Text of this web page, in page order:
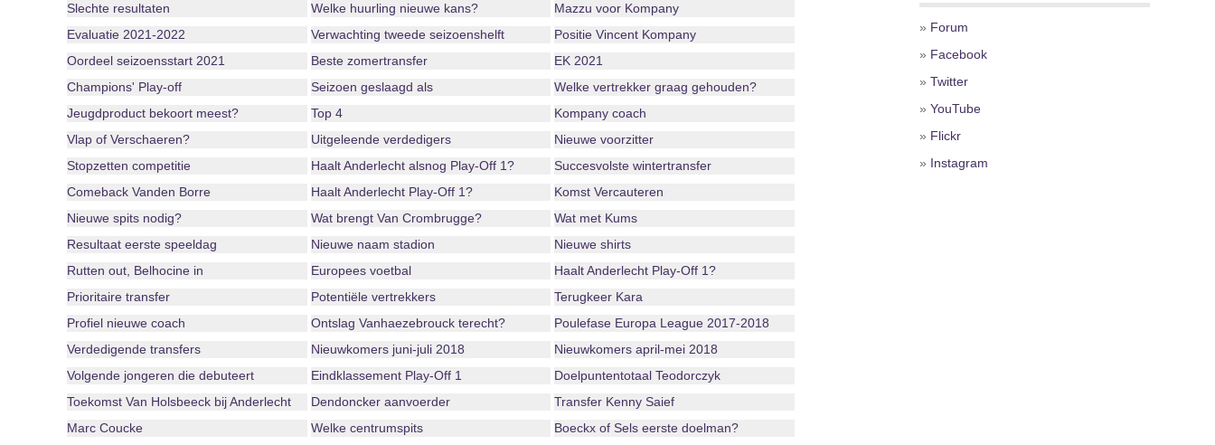
Slechte resultaten
Welke huurling nieuwe kans?
Mazzu voor Kompany
Evaluatie 2021-2022
Verwachting tweede seizoenshelft
Positie Vincent Kompany
Oordeel seizoensstart 2021
Beste zomertransfer
EK 2021
Champions' Play-off
Seizoen geslaagd als
Welke vertrekker graag gehouden?
Jeugdproduct bekoort meest?
Top 4
Kompany coach
Vlap of Verschaeren?
Uitgeleende verdedigers
Nieuwe voorzitter
Stopzetten competitie
Haalt Anderlecht alsnog Play-Off 1?
Succesvolste wintertransfer
Comeback Vanden Borre
Haalt Anderlecht Play-Off 1?
Komst Vercauteren
Nieuwe spits nodig?
Wat brengt Van Crombrugge?
Wat met Kums
Resultaat eerste speeldag
Nieuwe naam stadion
Nieuwe shirts
Rutten out, Belhocine in
Europees voetbal
Haalt Anderlecht Play-Off 1?
Prioritaire transfer
Potentiële vertrekkers
Terugkeer Kara
Profiel nieuwe coach
Ontslag Vanhaezebrouck terecht?
Poulefase Europa League 2017-2018
Verdedigende transfers
Nieuwkomers juni-juli 2018
Nieuwkomers april-mei 2018
Volgende jongeren die debuteert
Eindklassement Play-Off 1
Doelpuntentotaal Teodorczyk
Toekomst Van Holsbeeck bij Anderlecht
Dendoncker aanvoerder
Transfer Kenny Saief
Marc Coucke
Welke centrumspits
Boeckx of Sels eerste doelman?
» Forum
» Facebook
» Twitter
» YouTube
» Flickr
» Instagram